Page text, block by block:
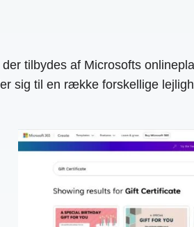
tilbydes af Microsofts
sig til en række forskellige